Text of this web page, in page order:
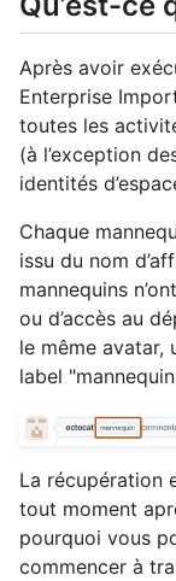
Après avoir
Enterprise
toutes les
(à l’exception
identités
Chaque
issu du nom
mannequins
ou d’accès au
le même avatar,
label
La récupération
tout moment
pourquoi vous
commencer à